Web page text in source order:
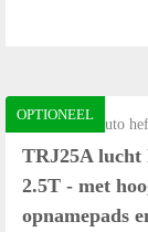
OPTIONEEL
Accessoires auto
TRJ25A
2.5T - met
opnamepads